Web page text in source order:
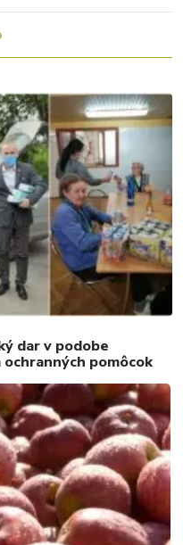
dar v podobe
pomôcok